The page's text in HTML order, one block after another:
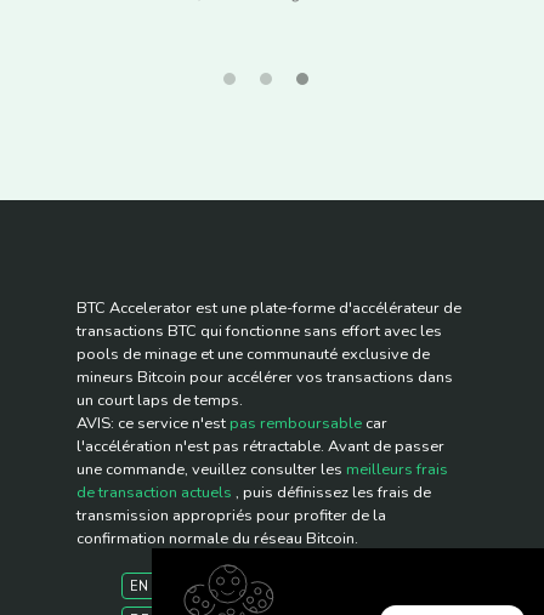
BTC Accelerator est une plate-forme d'accélérateur de
transactions BTC qui fonctionne sans effort avec les
pools de minage et une communauté exclusive de
mineurs Bitcoin pour accélérer vos transactions dans
un court laps de temps.
AVIS: ce service n'est pas remboursable car
l'accélération n'est pas rétractable. Avant de passer
une commande, veuillez consulter les meilleurs frais
de transaction actuels , puis définissez les frais de
transmission appropriés pour profiter de la
confirmation normale du réseau Bitcoin.
EN FR PO CH